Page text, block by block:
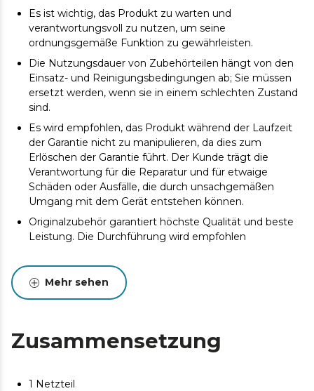
Es ist wichtig, das Produkt zu warten und
verantwortungsvoll zu nutzen, um seine
ordnungsgemäße Funktion zu gewährleisten.
Die Nutzungsdauer von Zubehörteilen hängt von den
Einsatz- und Reinigungsbedingungen ab; Sie müssen
ersetzt werden, wenn sie in einem schlechten Zustand
sind.
Es wird empfohlen, das Produkt während der Laufzeit
der Garantie nicht zu manipulieren, da dies zum
Erlöschen der Garantie führt. Der Kunde trägt die
Verantwortung für die Reparatur und für etwaige
Schäden oder Ausfälle, die durch unsachgemäßen
Umgang mit dem Gerät entstehen können.
Originalzubehör garantiert höchste Qualität und beste
Leistung. Die Durchführung wird empfohlen
Mehr sehen
Zusammensetzung
1 Netzteil